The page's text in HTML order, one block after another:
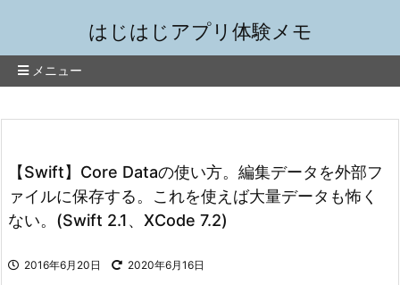
はじはじアプリ体験メモ
メニュー
【Swift】Core Dataの使い方。編集データを外部フ
ァイルに保存する。これを使えば大量データも怖く
ない。(Swift 2.1、XCode 7.2)
2016年6月20日 2020年6月16日